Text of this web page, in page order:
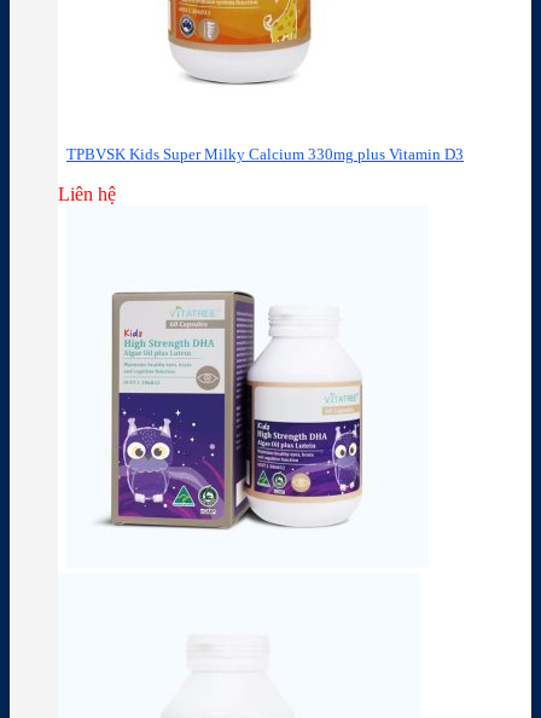
TPBVSK Kids Super Milky Calcium 330mg plus Vitamin D3
Liên hệ